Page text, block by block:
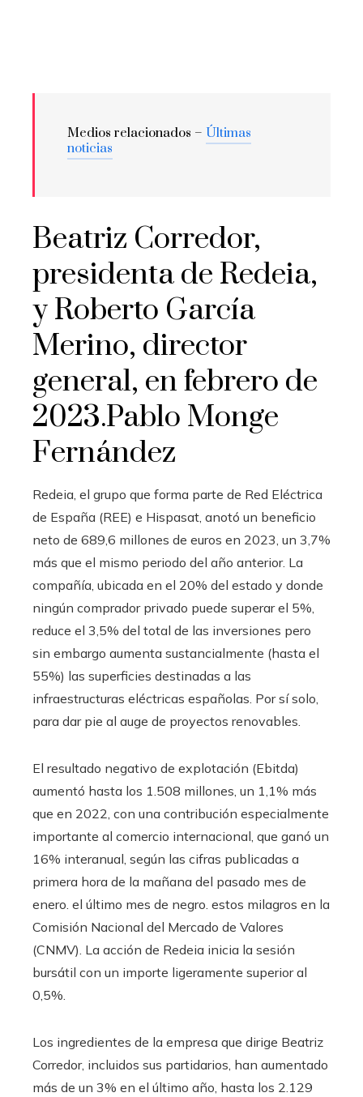
Medios relacionados – Últimas
noticias
Beatriz Corredor,
presidenta de Redeia,
y Roberto García
Merino, director
general, en febrero de
2023.Pablo Monge
Fernández
Redeia, el grupo que forma parte de Red Eléctrica
de España (REE) e Hispasat, anotó un beneficio
neto de 689,6 millones de euros en 2023, un 3,7%
más que el mismo periodo del año anterior. La
compañía, ubicada en el 20% del estado y donde
ningún comprador privado puede superar el 5%,
reduce el 3,5% del total de las inversiones pero
sin embargo aumenta sustancialmente (hasta el
55%) las superficies destinadas a las
infraestructuras eléctricas españolas. Por sí solo,
para dar pie al auge de proyectos renovables.
El resultado negativo de explotación (Ebitda)
aumentó hasta los 1.508 millones, un 1,1% más
que en 2022, con una contribución especialmente
importante al comercio internacional, que ganó un
16% interanual, según las cifras publicadas a
primera hora de la mañana del pasado mes de
enero. el último mes de negro. estos milagros en la
Comisión Nacional del Mercado de Valores
(CNMV). La acción de Redeia inicia la sesión
bursátil con un importe ligeramente superior al
0,5%.
Los ingredientes de la empresa que dirige Beatriz
Corredor, incluidos sus partidarios, han aumentado
más de un 3% en el último año, hasta los 2.129